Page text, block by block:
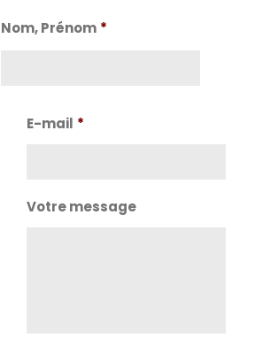
Nom, Prénom *
E-mail *
Votre message